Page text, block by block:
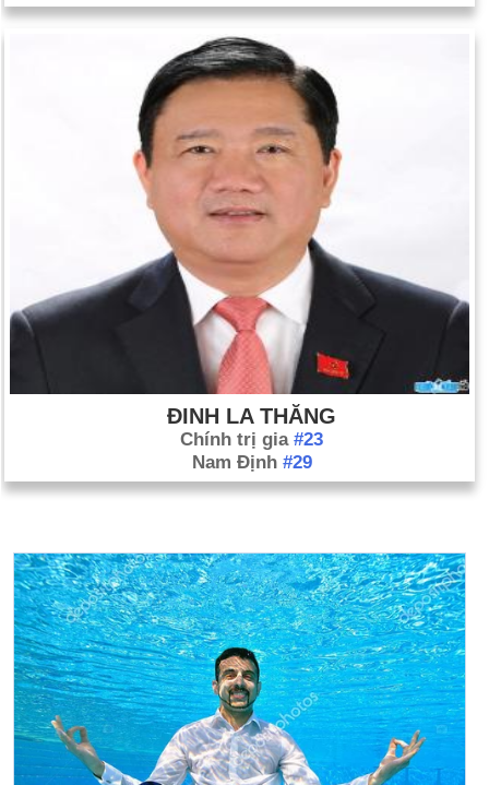
ĐINH LA THĂNG
Chính trị gia #23
Nam Định #29